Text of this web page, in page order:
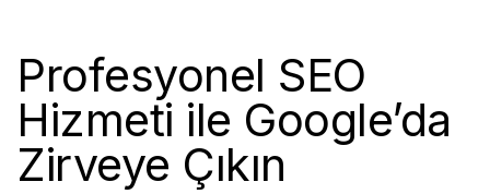
Profesyonel SEO
Hizmeti ile Google’da
Zirveye Çıkın